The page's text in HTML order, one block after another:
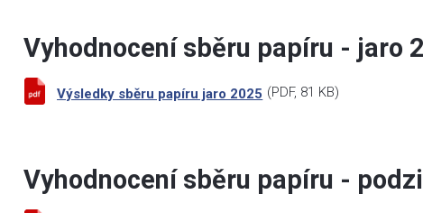
Vyhodnocení sběru papíru - jaro
Výsledky sběru papíru jaro 2025 (PDF, 81 KB)
Vyhodnocení sběru papíru -